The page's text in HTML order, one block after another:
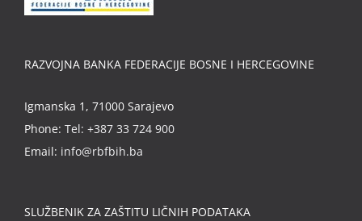
RAZVOJNA BANKA FEDERACIJE BOSNE I HERCEGOVINE
Igmanska 1, 71000 Sarajevo
Phone: Tel: +387 33 724 900
Email: info@rbfbih.ba
SLUŽBENIK ZA ZAŠTITU LIČNIH PODATAKA